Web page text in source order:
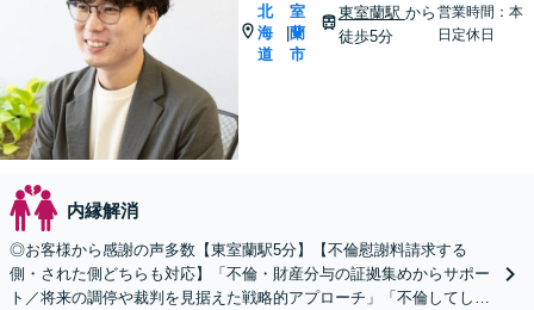
北
海
道
|
室
蘭
市
東室蘭駅 から
徒歩5分
営業時間：本
日定休日
内縁解消
◎お客様から感謝の声多数【東室蘭駅5分】【不倫慰謝料請求する
側・された側どちらも対応】「不倫・財産分与の証拠集めからサポー
ト／将来の調停や裁判を見据えた戦略的アプローチ」「不倫してしま